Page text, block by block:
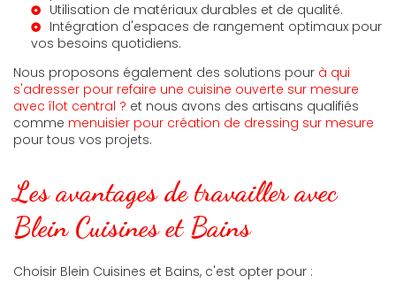
Utilisation de matériaux durables et de qualité.
Intégration d'espaces de rangement optimaux pour
vos besoins quotidiens.
Nous proposons également des solutions pour à qui
s'adresser pour refaire une cuisine ouverte sur mesure
avec îlot central ? et nous avons des artisans qualifiés
comme menuisier pour création de dressing sur mesure
pour tous vos projets.
Les avantages de travailler avec
Blein Cuisines et Bains
Choisir Blein Cuisines et Bains, c'est opter pour :